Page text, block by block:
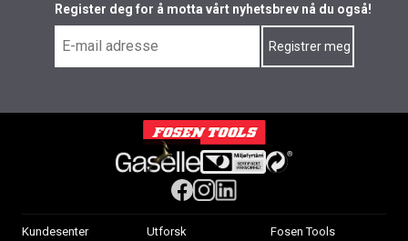
Register deg for å motta vårt nyhetsbrev nå du også!
Kundesenter Utforsk Fosen Tools